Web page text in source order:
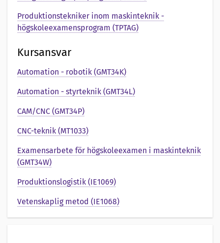
Produktionstekniker inom maskinteknik -
högskoleexamensprogram (TPTAG)
Kursansvar
Automation - robotik (GMT34K)
Automation - styrteknik (GMT34L)
CAM/CNC (GMT34P)
CNC-teknik (MT1033)
Examensarbete för högskoleexamen i maskinteknik
(GMT34W)
Produktionslogistik (IE1069)
Vetenskaplig metod (IE1068)